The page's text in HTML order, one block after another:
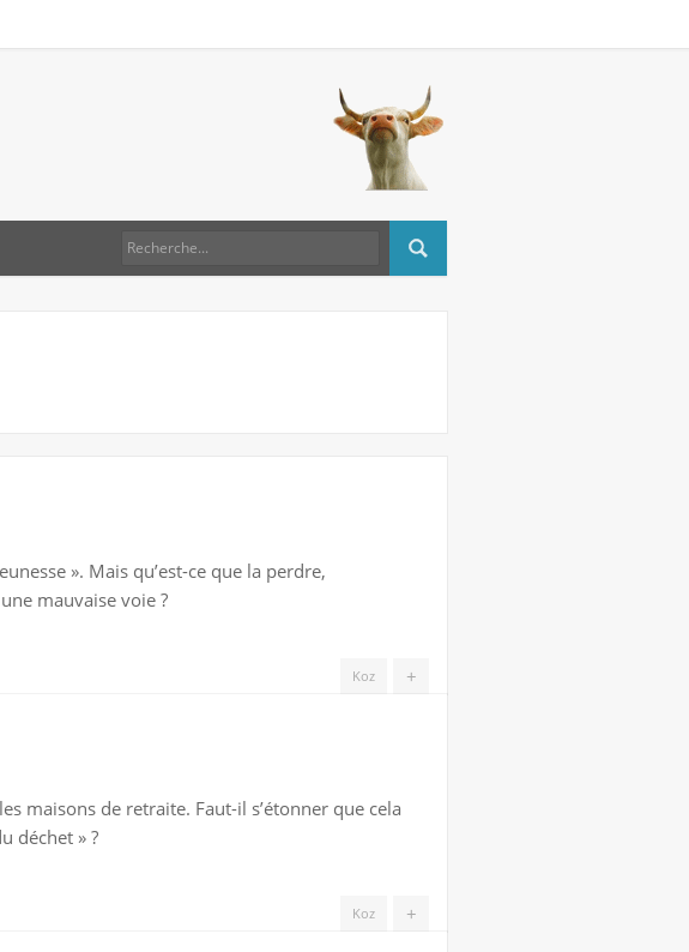
». Mais qu’est-ce que la perdre,
mauvaise voie ?
+
Koz
maisons de retraite. Faut-il s’étonner que cela
déchet » ?
+
Koz